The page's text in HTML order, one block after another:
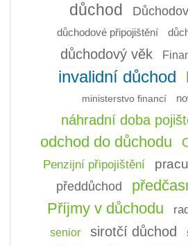
důchod
důchodové připojištění
důchodový věk
invalidní důchod
ministerstvo financí
náhradní doba
odchod do důchodu
Penzijní připojištění
předdůchod
Příjmy v důchodu
senior sirotčí důchod